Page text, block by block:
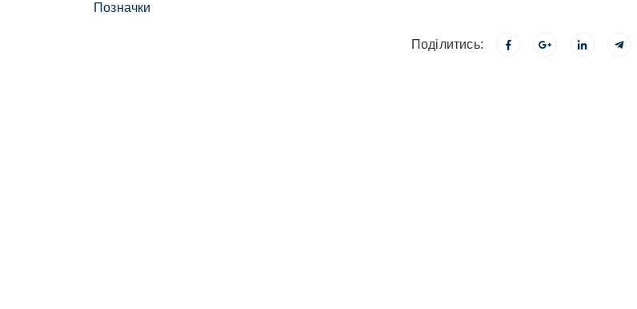
Позначки
Поділитись: